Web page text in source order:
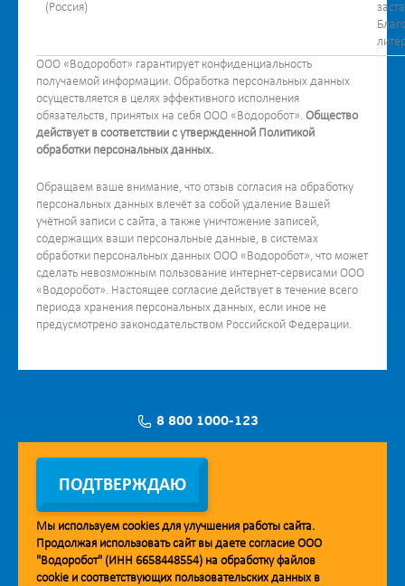
(Россия)
ООО «Водоробот» гарантирует конфиденциальность
получаемой информации. Обработка персональных данных
осуществляется в целях эффективного исполнения
обязательств, принятых на себя ООО «Водоробот». Общество
действует в соответствии с утвержденной Политикой
обработки персональных данных.
Обращаем ваше внимание, что отзыв согласия на обработку
персональных данных влечёт за собой удаление Вашей
учётной записи с сайта, а также уничтожение записей,
содержащих ваши персональные данные, в системах
обработки персональных данных ООО «Водоробот», что может
сделать невозможным пользование интернет-сервисами ООО
«Водоробот». Настоящее согласие действует в течение всего
периода хранения персональных данных, если иное не
предусмотрено законодательством Российской Федерации.
8 800 1000-123
Заявка на установку
Мобильное приложение Vodorobot
ПОДТВЕРЖДАЮ
Мы используем cookiesдля улучшения работы сайта.
Продолжая использовать сайт вы даете согласие ООО
"Водоробот" (ИНН 6658448554) на обработку файлов
cookie и соответствующих пользовательских данных в